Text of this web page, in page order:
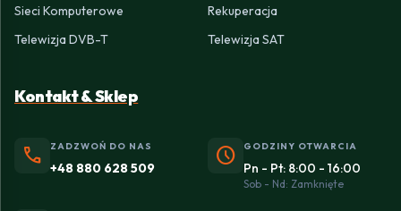
Sieci Komputerowe
Rekuperacja
Telewizja DVB-T
Telewizja SAT
Kontakt & Sklep
phone ZADZWOŃ DO NAS
+48 880 628 509 schedule GODZINY OTWARCIA
Pn - Pt: 8:00 - 16:00
Sob - Nd: Zamknięte